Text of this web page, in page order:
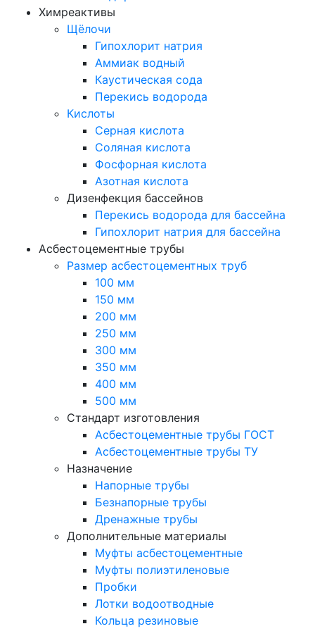
Химреактивы
Щёлочи
Гипохлорит натрия
Аммиак водный
Каустическая сода
Перекись водорода
Кислоты
Серная кислота
Соляная кислота
Фосфорная кислота
Азотная кислота
Дизенфекция бассейнов
Перекись водорода для бассейна
Гипохлорит натрия для бассейна
Асбестоцементные трубы
Размер асбестоцементных труб
100 мм
150 мм
200 мм
250 мм
300 мм
350 мм
400 мм
500 мм
Стандарт изготовления
Асбестоцементные трубы ГОСТ
Асбестоцементные трубы ТУ
Назначение
Напорные трубы
Безнапорные трубы
Дренажные трубы
Дополнительные материалы
Муфты асбестоцементные
Муфты полиэтиленовые
Пробки
Лотки водоотводные
Кольца резиновые